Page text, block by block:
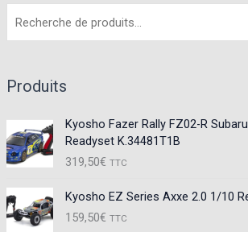
Produits
Kyosho Fazer Rally FZ02-R
Readyset K.34481T1B
319,50€ TTC
Kyosho EZ Series Axxe 2.0 1/10
159,50€ TTC